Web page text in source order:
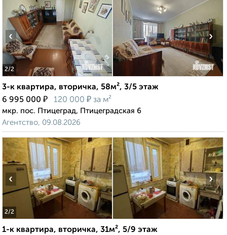
2/2
‹ ›
3-к квартира, вторичка, 58м², 3/5 этаж
6 995 000 ₽ 120 000 ₽ за м²
мкр. пос. Птицеград, Птицеградская 6
Агентство, 09.08.2026
2/2
‹ ›
1-к квартира, вторичка, 31м², 5/9 этаж